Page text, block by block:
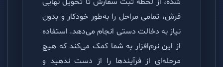
فرش، تمامی مراحل را به‌طور خودکار و بدون
نیاز به دخالت دستی انجام می‌دهد. استفاده
از این نرم‌افزار به شما کمک می‌کند که هیچ
مرحله‌ای از فرآیندها را از دست ندهید و